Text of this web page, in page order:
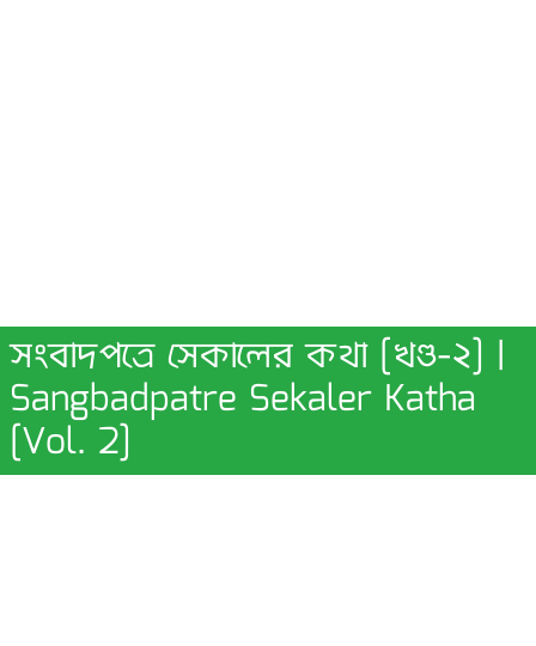
সংবাদপত্রে সেকালের কথা [খণ্ড-২] |
Sangbadpatre Sekaler Katha
[Vol. 2]